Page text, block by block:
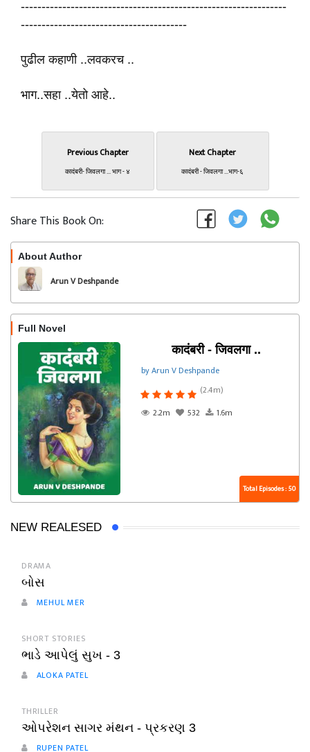
----------------------------------------------------------------
----------------------------------------
पुढील कहाणी ..लवकरच ..
भाग..सहा ..येतो आहे..
Previous Chapter
कादंबरी- जिवलगा ... भाग - ४
Next Chapter
कादंबरी - जिवलगा ...भाग-६
Share This Book On:
About Author
Arun V Deshpande
Full Novel
कादंबरी - जिवलगा ..
by Arun V Deshpande
(2.4m)
2.2m
532 1.6m
Total Episodes : 50
NEW REALESED
DRAMA
બોસ
MEHUL MER
SHORT STORIES
ભાડે આપેલું સુખ - 3
ALOKA PATEL
THRILLER
ઓપરેશન સાગર મંથન - પ્રકરણ 3
RUPEN PATEL